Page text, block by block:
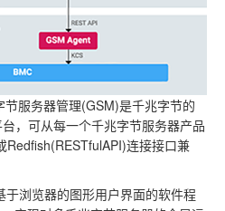
服务器管理(GSM)是千兆字节的
，可从每一个千兆字节服务器产品
Redfish(RESTfulAPI)连接接口兼
浏览器的图形用户界面的软件程